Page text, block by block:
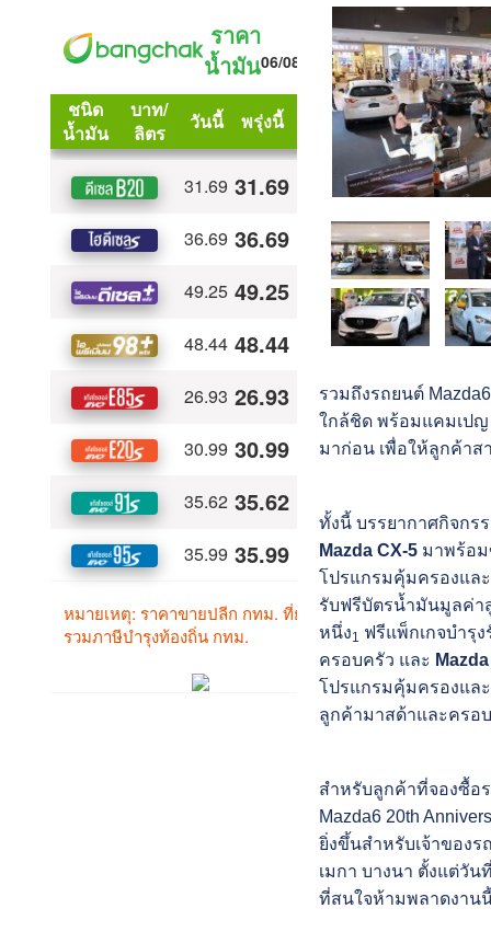
รวมถึงรถยนต์
ใกล้ชิด พร้อมแคมเปญ
มาก่อน เพื่อให้ลูกค้า
ทั้งนี้ บรรยากาศกิจกร
Mazda CX-5มาพร้อม
โปรแกรมคุ้มครองแล
รับฟรีบัตรน้ำมันมูลค่า
หนึ่ง1 ฟรีแพ็กเกจบำรุ
ครอบครัว และ
โปรแกรมคุ้มครองแล
ลูกค้ามาสด้าและครอ
สำหรับลูกค้าที่จองซื้อ
Mazda6 20th
ยิ่งขึ้นสำหรับเจ้าของ
เมกา บางนา ตั้งแต่วั
ที่สนใจห้ามพลาดงาน